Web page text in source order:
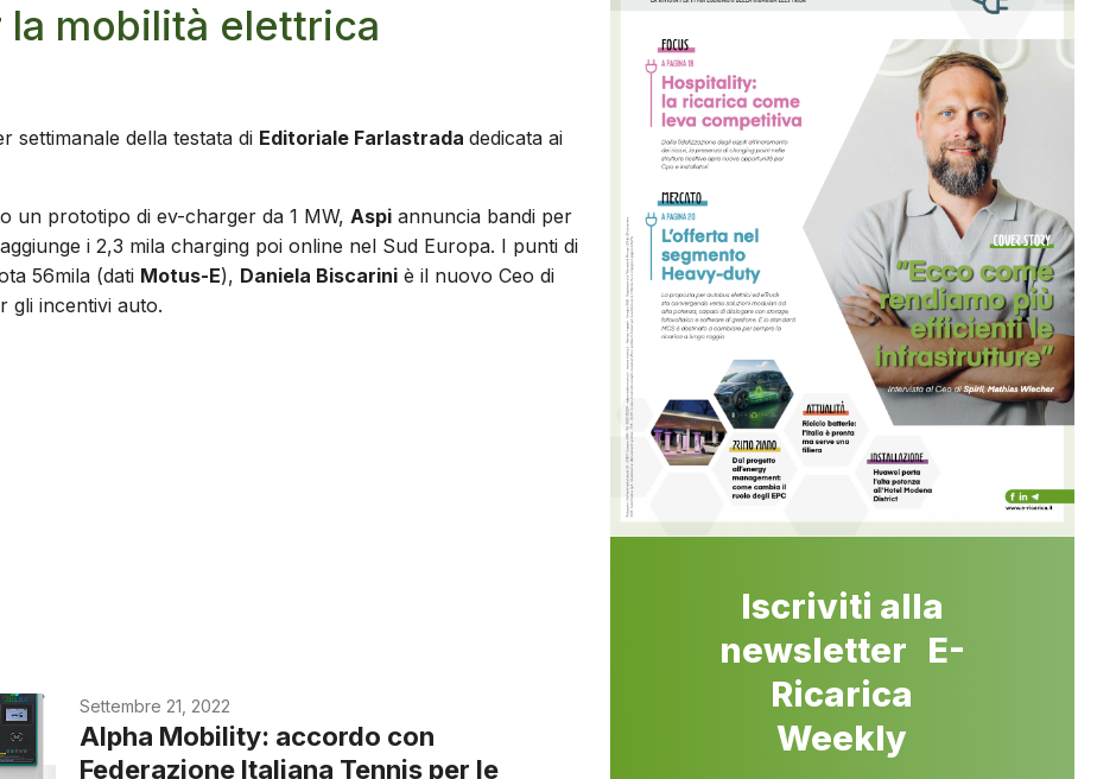
mobilità elettrica
settimanale della testata di Editoriale Farlastrada dedicata ai
un prototipo di ev-charger da 1 MW, Aspi annuncia bandi per
i 2,3 mila charging poi online nel Sud Europa. I punti di
56mila (dati Motus-E), Daniela Biscarini è il nuovo Ceo di
gli incentivi auto.
Settembre 21, 2022
Alpha Mobility: accordo con
Federazione Italiana Tennis per le
Iscriviti alla
newsletter E-
Ricarica
Weekly